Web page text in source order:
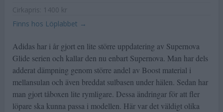
Cirkapris: 1400 kr
Finns hos Löplabbet →
Adidas har i år gjort en lite större uppdatering av Supernova
Glide serien och kallar den nu enbart Supernova. Man har dels
adderat dämpning genom större andel av Boost material i
mellansulan och även breddat sulbasen under hälen. Sedan har
man gjort tåboxen lite rymligare. Dessa ändringar för att fler
löpare ska kunna passa i modellen. Här var det väldigt olika